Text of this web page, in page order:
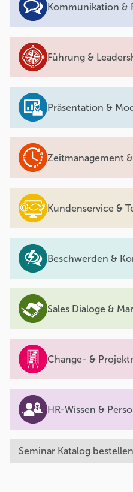
Kommunikation &
Führung &
Präsentation &
Zeitmanagement
Kundenservice &
Beschwerden &
Sales Dialoge &
Change- &
HR-Wissen &
Seminar Katalog bestellen